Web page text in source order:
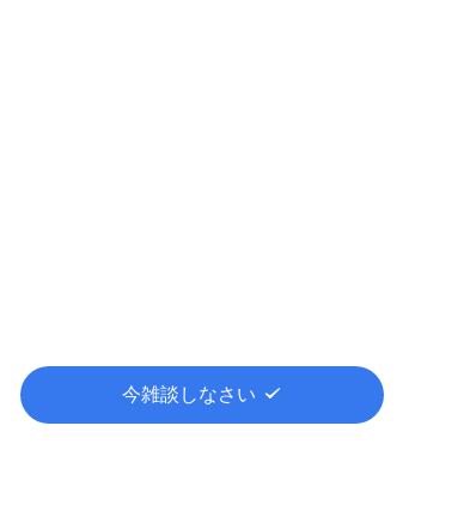
今雑談しなさい